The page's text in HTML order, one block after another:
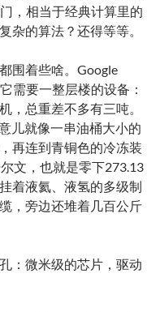
，相当于经典计算里的
杂的算法？还得等等。
围着些啥。Google
需要一整层楼的设备：
，总重差不多有三吨。
儿就像一串油桶大小的
再连到青铜色的冷冻装
文，也就是零下273.13
着液氦、液氢的多级制
，旁边还堆着几百公斤
：微米级的芯片，驱动